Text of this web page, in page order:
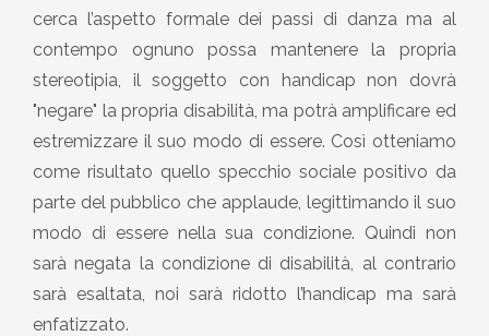
cerca l’aspetto formale dei passi di danza ma al
contempo ognuno possa mantenere la propria
stereotipia, il soggetto con handicap non dovrà
"negare" la propria disabilità, ma potrà amplificare ed
estremizzare il suo modo di essere. Così otteniamo
come risultato quello specchio sociale positivo da
parte del pubblico che applaude, legittimando il suo
modo di essere nella sua condizione. Quindi non
sarà negata la condizione di disabilità, al contrario
sarà esaltata, noi sarà ridotto l’handicap ma sarà
enfatizzato.